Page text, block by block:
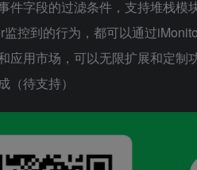
件字段的过滤条件，支持堆栈模
监控到的行为，都可以通过
应用市场，可以无限扩展和定制
（待支持）